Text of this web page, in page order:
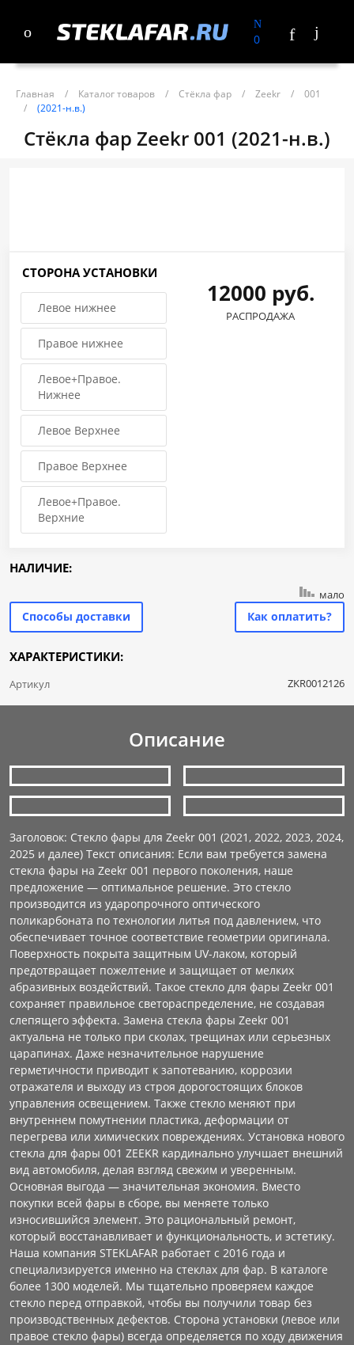
0
Главная / Каталог товаров / Стёкла фар / Zeekr /
001
/
(2021-н.в.)
Стёкла фар Zeekr 001 (2021-н.в.)
СТОРОНА УСТАНОВКИ
Левое нижнее
Правое нижнее
Левое+Правое.
Нижнее
Левое Верхнее
Правое Верхнее
Левое+Правое.
Верхние
12000 руб.
РАСПРОДАЖА
НАЛИЧИЕ:
мало
Способы доставки Как оплатить?
ХАРАКТЕРИСТИКИ:
Артикул ZKR0012126
Описание
Заголовок: Стекло фары для Zeekr 001 (2021, 2022, 2023, 2024,
2025 и далее) Текст описания: Если вам требуется замена
стекла фары на Zeekr 001 первого поколения, наше
предложение — оптимальное решение. Это стекло
производится из ударопрочного оптического
поликарбоната по технологии литья под давлением, что
обеспечивает точное соответствие геометрии оригинала.
Поверхность покрыта защитным UV-лаком, который
предотвращает пожелтение и защищает от мелких
абразивных воздействий. Такое стекло для фары Zeekr 001
сохраняет правильное светораспределение, не создавая
слепящего эффекта. Замена стекла фары Zeekr 001
актуальна не только при сколах, трещинах или серьезных
царапинах. Даже незначительное нарушение
герметичности приводит к запотеванию, коррозии
отражателя и выходу из строя дорогостоящих блоков
управления освещением. Также стекло меняют при
внутреннем помутнении пластика, деформации от
перегрева или химических повреждениях. Установка нового
стекла для фары 001 ZEEKR кардинально улучшает внешний
вид автомобиля, делая взгляд свежим и уверенным.
Основная выгода — значительная экономия. Вместо
покупки всей фары в сборе, вы меняете только
износившийся элемент. Это рациональный ремонт,
который восстанавливает и функциональность, и эстетику.
Наша компания STEKLAFAR работает с 2016 года и
специализируется именно на стеклах для фар. В каталоге
более 1300 моделей. Мы тщательно проверяем каждое
стекло перед отправкой, чтобы вы получили товар без
производственных дефектов. Сторона установки (левое или
правое стекло фары) всегда определяется по ходу движения